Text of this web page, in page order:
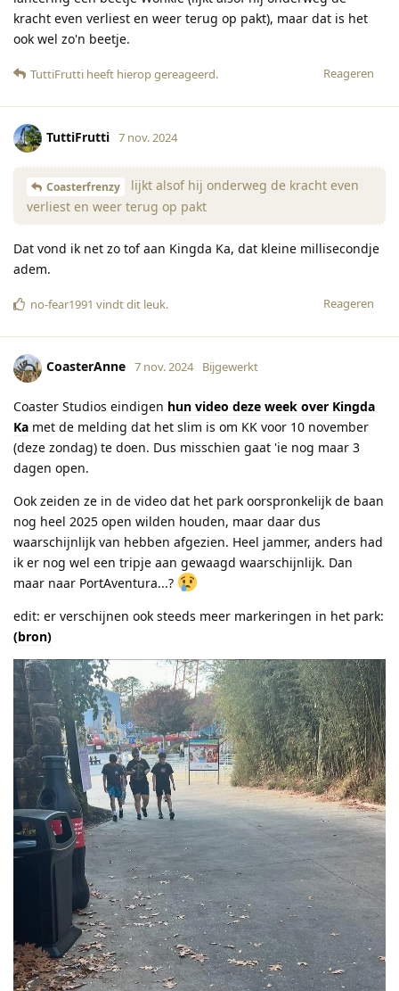
kracht even verliest en weer terug op pakt), maar dat is het
ook wel zo'n beetje.
Reageren
TuttiFrutti heeft hierop gereageerd.
TuttiFrutti 7 nov. 2024
Coasterfrenzy
lijkt alsof hij onderweg de kracht even
verliest en weer terug op pakt
Dat vond ik net zo tof aan Kingda Ka, dat kleine millisecondje
adem.
Reageren
no-fear1991 vindt dit leuk.
CoasterAnne 7 nov. 2024 Bijgewerkt
Coaster Studios eindigen hun video deze week over Kingda
Ka met de melding dat het slim is om KK voor 10 november
(deze zondag) te doen. Dus misschien gaat 'ie nog maar 3
dagen open.
Ook zeiden ze in de video dat het park oorspronkelijk de baan
nog heel 2025 open wilden houden, maar daar dus
waarschijnlijk van hebben afgezien. Heel jammer, anders had
ik er nog wel een tripje aan gewaagd waarschijnlijk. Dan
maar naar PortAventura...?
edit: er verschijnen ook steeds meer markeringen in het park:
(bron)